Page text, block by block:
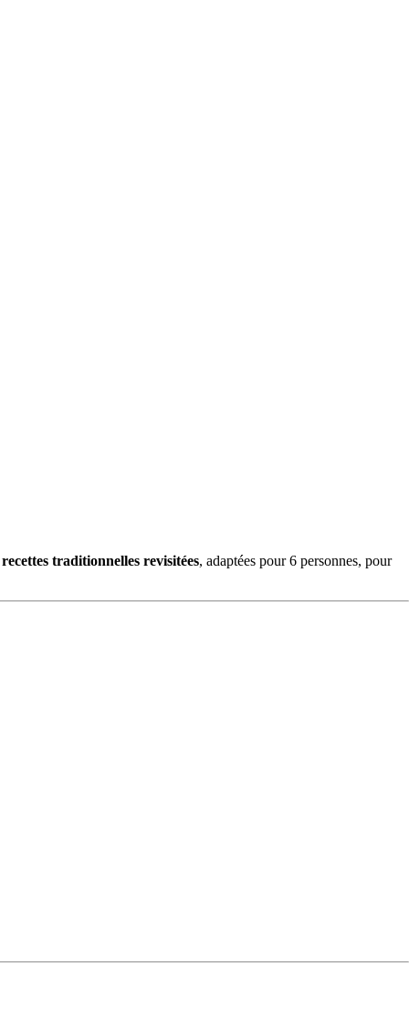
recettes traditionnelles revisitées, adaptées pour 6 personnes, pour